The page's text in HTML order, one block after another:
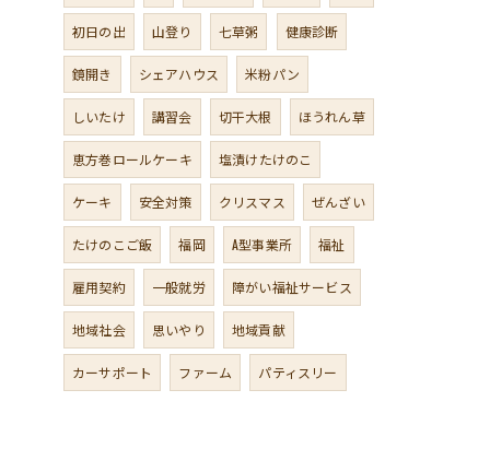
初日の出 山登り 七草粥 健康診断
鏡開き シェアハウス 米粉パン
しいたけ 講習会 切干大根 ほうれん草
恵方巻ロールケーキ 塩漬けたけのこ
ケーキ 安全対策 クリスマス ぜんざい
たけのこご飯 福岡 A型事業所 福祉
雇用契約 一般就労 障がい福祉サービス
地域社会 思いやり 地域貢献
カーサポート ファーム パティスリー